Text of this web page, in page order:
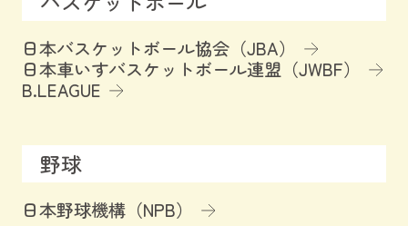
日本バスケットボール協会（JBA）
日本車いすバスケットボール連盟（JWBF）
B.LEAGUE
野球
日本野球機構（NPB）